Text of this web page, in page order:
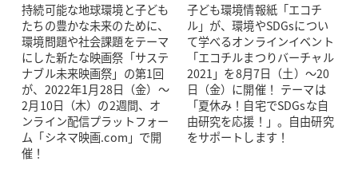
持続可能な地球環境と子ども
たちの豊かな未来のために、
環境問題や社会課題をテーマ
にした新たな映画祭「サステ
ナブル未来映画祭」の第1回
が、2022年1月28日（金）～
2月10日（木）の2週間、オ
ンライン配信プラットフォー
ム「シネマ映画.com」で開
催！
子ども環境情報紙「エコチ
ル」が、環境やSDGsについ
て学べるオンラインイベント
「エコチルまつりバーチャル
2021」を8月7日（土）～20
日（金）に開催！ テーマは
「夏休み！自宅でSDGsな自
由研究を応援！」。自由研究
をサポートします！